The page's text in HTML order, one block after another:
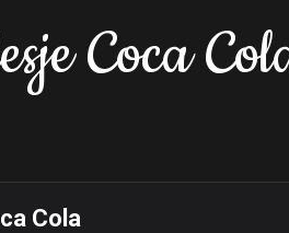
Coca
Cola